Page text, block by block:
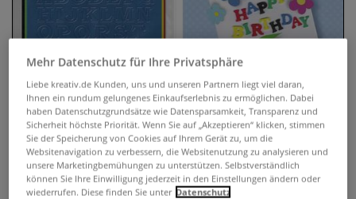
Mehr Datenschutz für Ihre Privatsphäre
Liebe kreativ.de Kunden, uns und unseren Partnern liegt viel daran,
Ihnen ein rundum gelungenes Einkaufserlebnis zu ermöglichen. Dabei
haben Datenschutzgrundsätze wie Datensparsamkeit, Transparenz und
Sicherheit höchste Priorität. Wenn Sie auf „Akzeptieren“ klicken, stimmen
Sie der Speicherung von Cookies auf Ihrem Gerät zu, um die
Websitenavigation zu verbessern, die Websitenutzung zu analysieren und
unsere Marketingbemühungen zu unterstützen. Selbstverständlich
können Sie Ihre Einwilligung jederzeit in den Einstellungen ändern oder
wiederrufen. Diese finden Sie unter Datenschutz